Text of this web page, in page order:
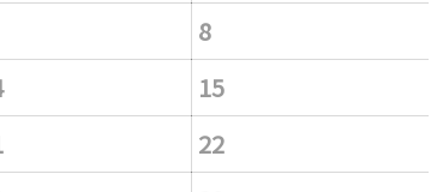
8
15
22